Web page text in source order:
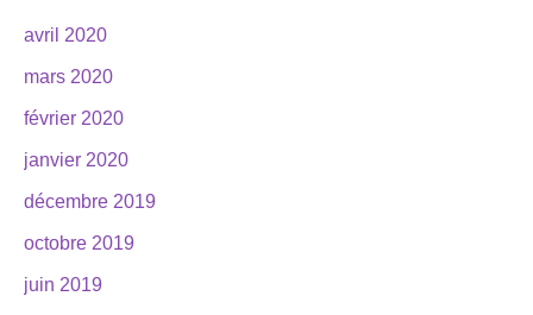
avril 2020
mars 2020
février 2020
janvier 2020
décembre 2019
octobre 2019
juin 2019